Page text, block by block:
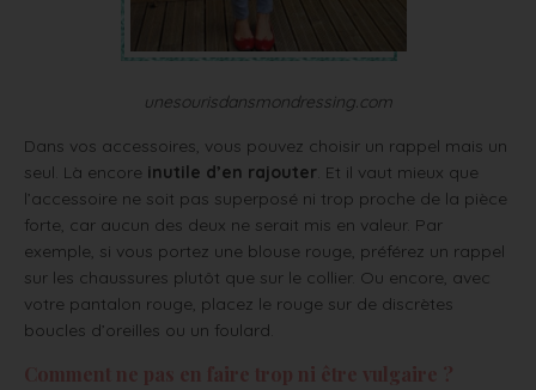
unesourisdansmondressing.com
Dans vos accessoires, vous pouvez choisir un rappel mais un
seul. Là encore inutile d’en rajouter . Et il vaut mieux que
l’accessoire ne soit pas superposé ni trop proche de la pièce
forte, car aucun des deux ne serait mis en valeur. Par
exemple, si vous portez une blouse rouge, préférez un rappel
sur les chaussures plutôt que sur le collier. Ou encore, avec
votre pantalon rouge, placez le rouge sur de discrètes
boucles d’oreilles ou un foulard.